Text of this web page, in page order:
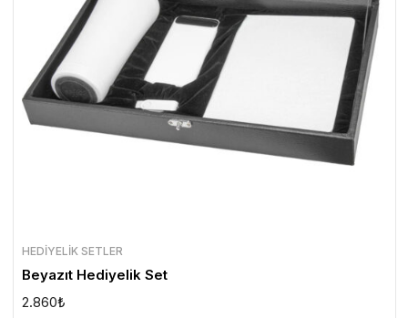
HEDIYELIK SETLER
Beyazıt Hediyelik Set
2.860₺